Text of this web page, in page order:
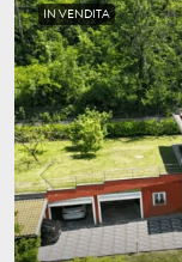
IN VENDITA